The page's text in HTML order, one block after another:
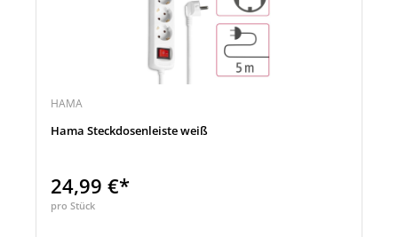
HAMA
Hama Steckdosenleiste weiß
24,99 €*
pro Stück